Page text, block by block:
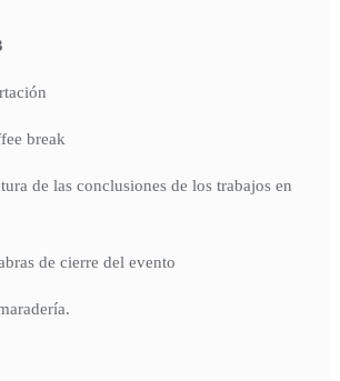
break
de las conclusiones de los trabajos en
de cierre del evento